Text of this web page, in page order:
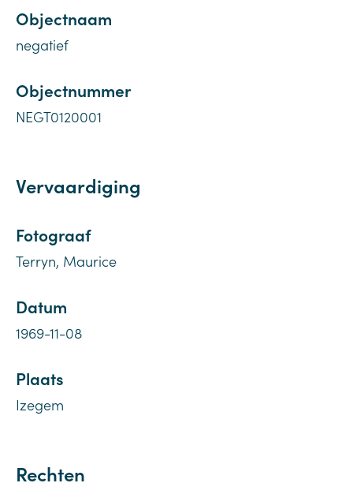
Objectnaam
negatief
Objectnummer
NEGT0120001
Vervaardiging
Fotograaf
Terryn, Maurice
Datum
1969-11-08
Plaats
Izegem
Rechten